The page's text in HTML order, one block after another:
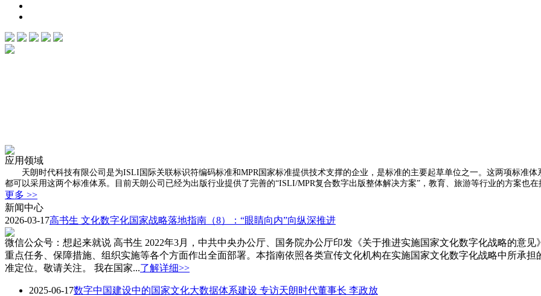
应用领域
天朗时代科技有限公司是为ISLI国际关联标识符编码标准和MPR国家标准提供技术支撑的企业，是标准的主要起草单位之一。这两项标准体
都可以采用这两个标准体系。目前天朗公司已经为出版行业提供了完善的“ISLI/MPR复合数字出版整体解决方案”，教育、旅游等行业的方案也在
更多 >>
新闻中心
2026-03-17高书生 文化数字化国家战略落地指南（8）：“眼睛向内”向纵深推进
微信公众号：想起来就说 高书生 2022年3月，中共中央办公厅、国务院办公厅印发《关于推进实施国家文化数字化战略的意
重点任务、保障措施、组织实施等各个方面作出全面部署。本指南依照各类宣传文化机构在实施国家文化数字化战略中所承
准定位。敬请关注。 我在国家...了解详细>>
2025-06-17数字中国建设中的国家文化大数据体系建设 专访天朗时代董事长 李政放